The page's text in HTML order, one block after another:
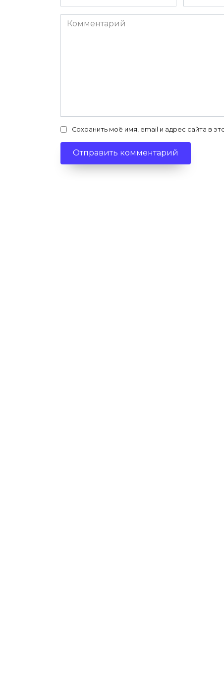
*
*
Комментарий
Сохранить моё имя, email и адрес сайта в